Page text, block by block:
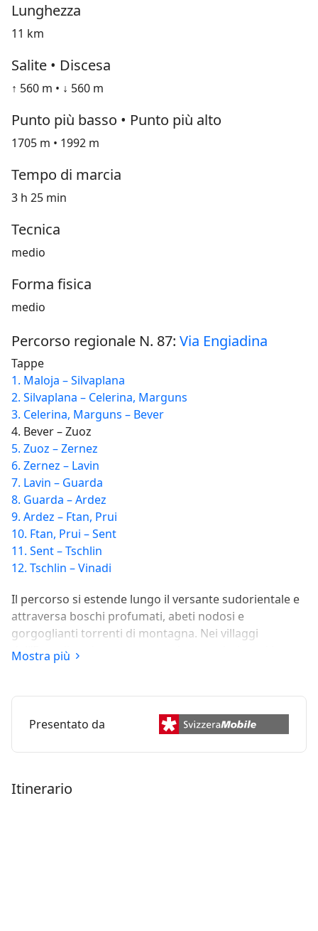
Lunghezza
11 km
Salite • Discesa
↑ 560 m • ↓ 560 m
Punto più basso • Punto più alto
1705 m • 1992 m
Tempo di marcia
3 h 25 min
Tecnica
medio
Forma fisica
medio
Percorso regionale N. 87: Via Engiadina
Tappe
1. Maloja – Silvaplana
2. Silvaplana – Celerina, Marguns
3. Celerina, Marguns – Bever
4. Bever – Zuoz
5. Zuoz – Zernez
6. Zernez – Lavin
7. Lavin – Guarda
8. Guarda – Ardez
9. Ardez – Ftan, Prui
10. Ftan, Prui – Sent
11. Sent – Tschlin
12. Tschlin – Vinadi
Il percorso si estende lungo il versante sudorientale e
attraversa boschi profumati, abeti nodosi e
gorgoglianti torrenti di montagna. Nei villaggi
dell’Engadina si possono scoprire massicci muri in
pietra, archi a tutto sesto, tipici bovindi e vicoli
montuose è impressionante.
Mostra più
Presentato da
Itinerario